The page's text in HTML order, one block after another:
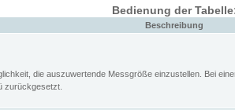
Bedienung der
Beschreibung
die auszuwertende Messgröße einzustellen. Bei
zurückgesetzt.